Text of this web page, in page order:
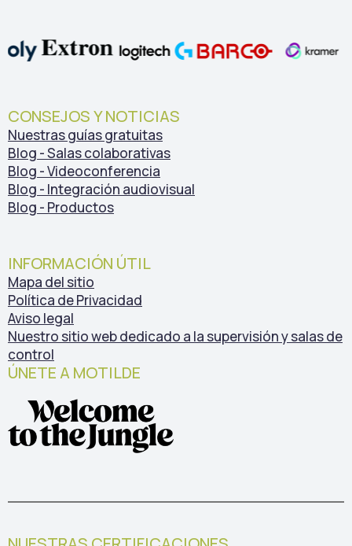
CONSEJOS Y NOTICIAS
Nuestras guías gratuitas
Blog - Salas colaborativas
Blog - Videoconferencia
Blog - Integración audiovisual
Blog - Productos
INFORMACIÓN ÚTIL
Mapa del sitio
Política de Privacidad
Aviso legal
Nuestro sitio web dedicado a la supervisión y salas de
control
ÚNETE A MOTILDE